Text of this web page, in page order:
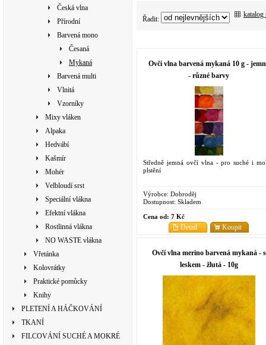
Česká vlna
Přírodní
Barvená mono
Česaná
Mykaná
Barvená multi
Vlnitá
Vzorníky
Mixy vláken
Alpaka
Hedvábí
Kašmír
Mohér
Velbloudí srst
Speciální vlákna
Efektní vlákna
Rostlinná vlákna
NO WASTE vlákna
Vřetánka
Kolovrátky
Praktické pomůcky
Knihy
PLETENÍ A HÁČKOVÁNÍ
TKANÍ
FILCOVÁNÍ SUCHÉ A MOKRÉ
Řadit:
katalog
Ovčí vlna barvená mykaná 10 g -
- různé barvy
Středně jemná ovčí vlna - pro suché i
plstění
Výrobce: Dobroděj
Dostupnost: Skladem
Cena od: 7 Kč
Koupit
Detail
Ovčí vlna merino barvená mykaná - s
leskem - žlutá - 10g